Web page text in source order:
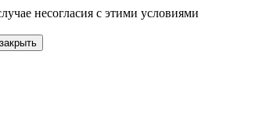
несогласия с этими условиями